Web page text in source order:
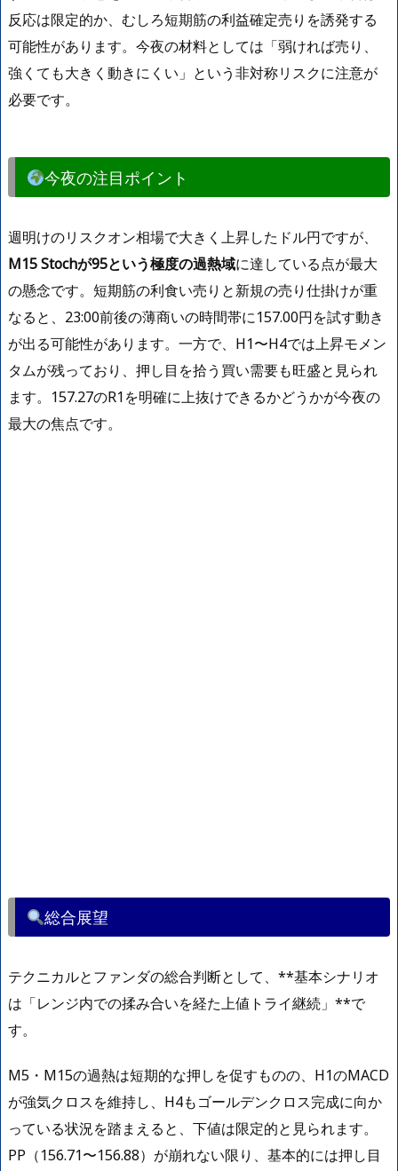
反応は限定的か、むしろ短期筋の利益確定売りを誘発する
可能性があります。今夜の材料としては「弱ければ売り、
強くても大きく動きにくい」という非対称リスクに注意が
必要です。
今夜の注目ポイント
週明けのリスクオン相場で大きく上昇したドル円ですが、
M15 Stochが95という極度の過熱域に達している点が最大
の懸念です。短期筋の利食い売りと新規の売り仕掛けが重
なると、23:00前後の薄商いの時間帯に157.00円を試す動き
が出る可能性があります。一方で、H1〜H4では上昇モメン
タムが残っており、押し目を拾う買い需要も旺盛と見られ
ます。157.27のR1を明確に上抜けできるかどうかが今夜の
最大の焦点です。
総合展望
テクニカルとファンダの総合判断として、**基本シナリオ
は「レンジ内での揉み合いを経た上値トライ継続」**で
す。
M5・M15の過熱は短期的な押しを促すものの、H1のMACD
が強気クロスを維持し、H4もゴールデンクロス完成に向か
っている状況を踏まえると、下値は限定的と見られます。
PP（156.71〜156.88）が崩れない限り、基本的には押し目